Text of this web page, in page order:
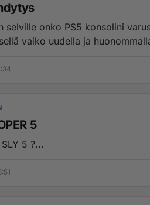
selville onko PS5 konsolini
vaiko uudella ja
5
5 ?...